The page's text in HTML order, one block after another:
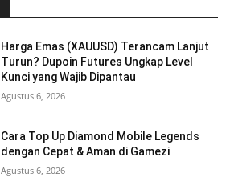
Harga Emas (XAUUSD) Terancam Lanjut
Turun? Dupoin Futures Ungkap Level
Kunci yang Wajib Dipantau
Agustus 6, 2026
Cara Top Up Diamond Mobile Legends
dengan Cepat & Aman di Gamezi
Agustus 6, 2026